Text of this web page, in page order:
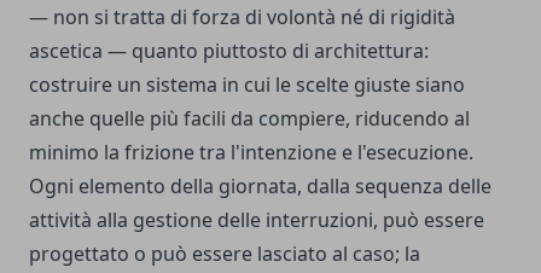
— non si tratta di forza di volontà né di rigidità
ascetica — quanto piuttosto di architettura:
costruire un sistema in cui le scelte giuste siano
anche quelle più facili da compiere, riducendo al
minimo la frizione tra l'intenzione e l'esecuzione.
Ogni elemento della giornata, dalla sequenza delle
attività alla gestione delle interruzioni, può essere
progettato o può essere lasciato al caso; la